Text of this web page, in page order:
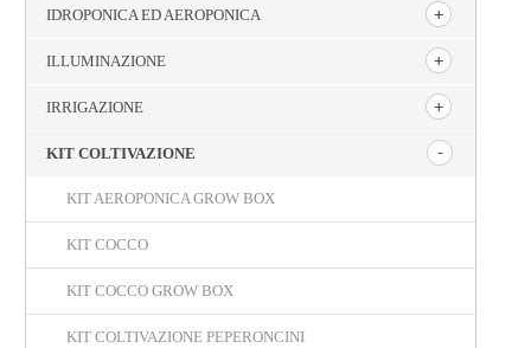
IDROPONICA ED AEROPONICA
ILLUMINAZIONE
IRRIGAZIONE
KIT COLTIVAZIONE
KIT AEROPONICA GROW BOX
KIT COCCO
KIT COCCO GROW BOX
KIT COLTIVAZIONE PEPERONCINI